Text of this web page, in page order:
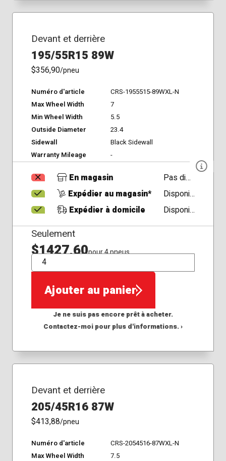
Devant et derrière
195/55R15 89W
$356,90/pneu
Numéro d'article
CRS-1955515-89WXL-N
Max Wheel Width
7
Min Wheel Width
5.5
Outside Diameter
23.4
Sidewall
Black Sidewall
Warranty Mileage
-
En magasin
Pas disponible
Expédier au magasin*
Disponible
Expédier à domicile
Disponible
Seulement
$1427,60pour 4 pneus
QTÉ
Ajouter au panier
Je ne suis pas encore prêt à acheter.
Contactez-moi pour plus d'informations. ›
Devant et derrière
205/45R16 87W
$413,88/pneu
Numéro d'article
CRS-2054516-87WXL-N
Max Wheel Width
7.5